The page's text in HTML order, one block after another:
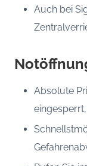
Auch bei
Absolute